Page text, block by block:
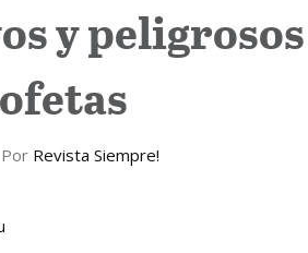
y peligrosos
Revista Siempre!